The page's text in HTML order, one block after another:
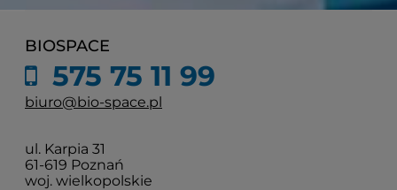
BIOSPACE
575 75 11 99
biuro@bio-space.pl
ul. Karpia 31
61-619 Poznań
woj. wielkopolskie